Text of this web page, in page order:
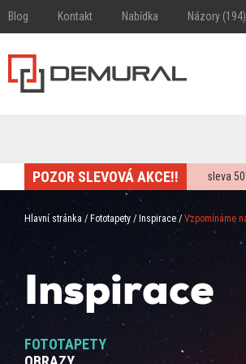
Blog Kontakt Nabídka Názory (194)
POZOR SLEVOVÁ AKCE!! sleva
Hlavní stránka / Fototapety / Inspirace / Vzpomínáme
Inspirace
FOTOTAPETY